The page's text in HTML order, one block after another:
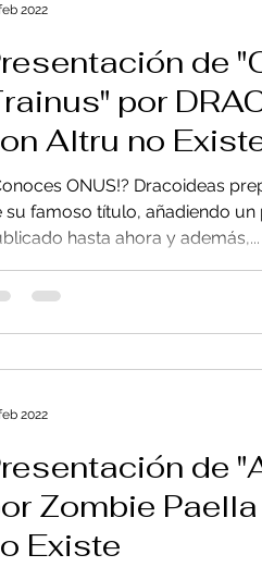
de
por
Altru no
ONUS!? Dracoideas
su famoso título, añadiendo
hasta ahora y además,...
2022
de
Zombie
Existe
2022